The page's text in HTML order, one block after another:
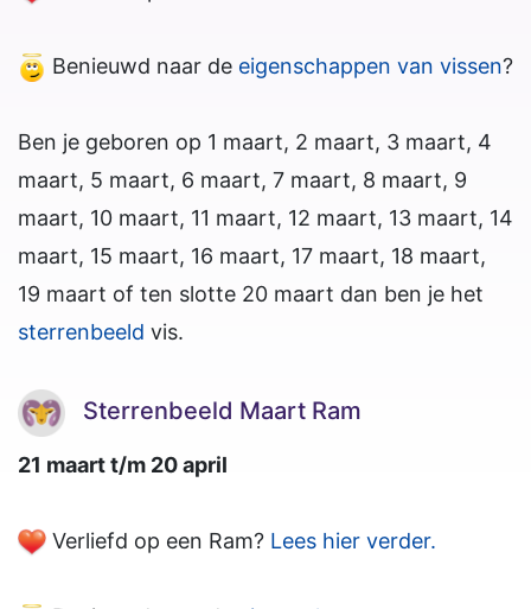
Benieuwd naar de eigenschappen van vissen?
Ben je geboren op 1 maart, 2 maart, 3 maart, 4
maart, 5 maart, 6 maart, 7 maart, 8 maart, 9
maart, 10 maart, 11 maart, 12 maart, 13 maart, 14
maart, 15 maart, 16 maart, 17 maart, 18 maart,
19 maart of ten slotte 20 maart dan ben je het
sterrenbeeld vis.
Sterrenbeeld Maart Ram
21 maart t/m 20 april
Verliefd op een Ram? Lees hier verder.